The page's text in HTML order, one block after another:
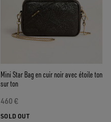
Mini Star Bag en cuir noir avec étoile ton
sur ton
460 €
SOLD OUT